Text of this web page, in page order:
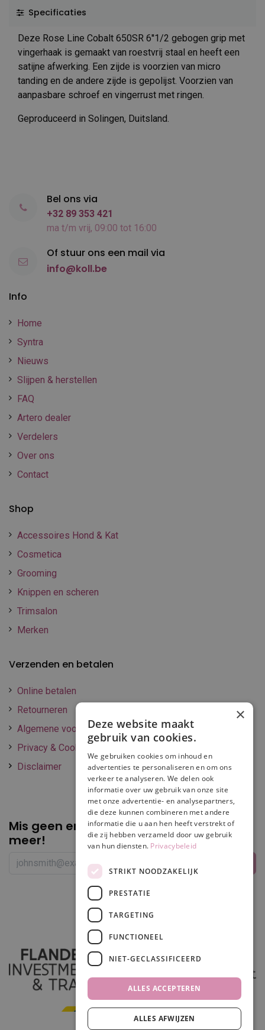
Specificaties
Deze Rose Line Cobalt 650SR 6''1/2 gebogen grip met
vingerhaak is gemaakt van roestvrij staal en heeft een
satijne afwerking. Een zijde is voorzien van micro
tanding en de andere zijde is gepolijst. Voorzien van
aanpasbare schroef en vingerrust met ringen.
Geproduceerd in Solingen, Duitsland.
Info
Home
Syntra
Nieuws
Slijpen & herstellen
FAQ
Artero dealer
Verdelers
Over ons
Contact
Shop
Accessoires Hond & Kat
Cosmetica
Grooming
Knippen en scheren
Trimsalon
Merken
Verzenden en betalen
Online betalen
Retourneren
Algemene voorwaarden
Privacy & Cookie policy
Disclaimer
Mis geen enkelepromotie of korting
meer!
Bel ons via
+32 89 353 421
ma t/m vrij, 09:00 tot 16:00
Of stuur ons een mail via
info@koll.be
×
Deze website maakt
gebruik van cookies.
We gebruiken cookies om inhoud en
advertenties te personaliseren en om ons
verkeer te analyseren. We delen ook
informatie over uw gebruik van onze site
met onze advertentie- en analysepartners,
die deze kunnen combineren met andere
informatie die u aan hen heeft verstrekt of
die zij hebben verzameld door uw gebruik
van hun diensten. Privacybeleid
STRIKT NOODZAKELIJK
PRESTATIE
TARGETING
FUNCTIONEEL
NIET-GECLASSIFICEERD
ALLES ACCEPTEREN
ALLES AFWIJZEN